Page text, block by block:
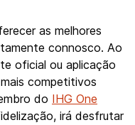
as melhores
connosco. Ao
oficial ou aplicação
competitivos
do IHG One
irá desfrutar